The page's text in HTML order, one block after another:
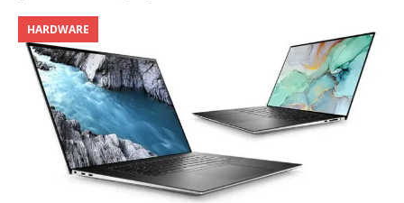
HARDWARE